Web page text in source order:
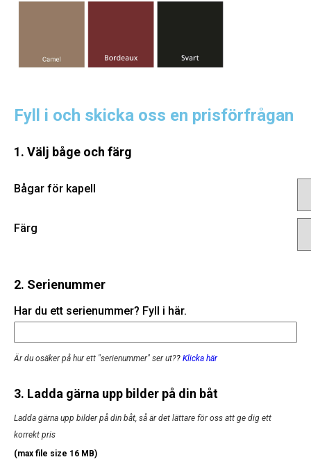
Fyll i och skicka oss en prisförfrågan
1. Välj båge och färg
Bågar för kapell
Färg
2. Serienummer
Har du ett serienummer? Fyll i här.
Är du osäker på hur ett "serienummer" ser ut?? Klicka här
3. Ladda gärna upp bilder på din båt
Ladda gärna upp bilder på din båt, så är det lättare för oss att ge dig ett
korrekt pris
(max file size 16 MB)